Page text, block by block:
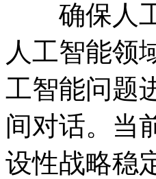
确保人工
人工智能领
工智能问题
间对话。当
设性战略稳